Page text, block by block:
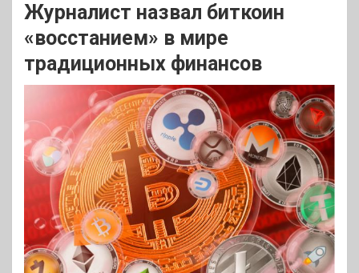
Журналист назвал биткоин
«восстанием» в мире
традиционных финансов